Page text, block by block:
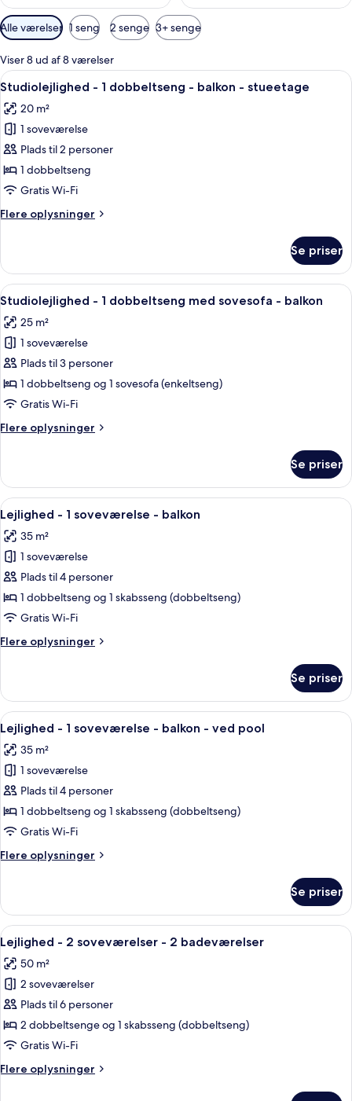
Tilgængelige
filtre
for
værelser
Alle værelser 1 seng 2 senge 3+ senge
Viser 8 ud af 8 værelser
Indlæs
alle
billeder
af
Studiolejlighed
-
1
-
stueetage
Et moderne hotelværelse med en
12
Studiolejlighed - 1 dobbeltseng - balkon - stueetage
20 m²
1 soveværelse
Plads til 2 personer
1 dobbeltseng
Gratis Wi-Fi
Flere oplysninger
Flere
-
dobbeltseng
balkon
Se priser
Indlæs
alle
billeder
af
Studiolejlighed
-
1
med
balkon
Et moderne hotelværelse med et
13
Studiolejlighed - 1 dobbeltseng med sovesofa - balkon
25 m²
1 soveværelse
Plads til 3 personer
1 dobbeltseng og 1 sovesofa (enkeltseng)
Gratis Wi-Fi
Flere oplysninger
Flere
-
dobbeltseng
med
sovesofa
Se priser
Indlæs
alle
billeder
af
Lejlighed
-
1
-
En pænt redt seng med hvide
16
Lejlighed - 1 soveværelse - balkon
35 m²
1 soveværelse
Plads til 4 personer
1 dobbeltseng og 1 skabsseng (dobbeltseng)
Gratis Wi-Fi
Flere oplysninger
Flere
-
soveværelse
balkon
Se priser
Indlæs
alle
billeder
af
Lejlighed
-
1
-
ved
pool
Et moderne køkken med hvide
18
Lejlighed - 1 soveværelse - balkon - ved pool
35 m²
1 soveværelse
Plads til 4 personer
1 dobbeltseng og 1 skabsseng (dobbeltseng)
Gratis Wi-Fi
Flere oplysninger
Flere
-
soveværelse
balkon
pool
Se priser
Indlæs
alle
billeder
af
Lejlighed
-
2
-
Et moderne køkken med
20
Lejlighed - 2 soveværelser - 2 badeværelser
50 m²
2 soveværelser
Plads til 6 personer
2 dobbeltsenge og 1 skabsseng (dobbeltseng)
Gratis Wi-Fi
Flere oplysninger
Flere